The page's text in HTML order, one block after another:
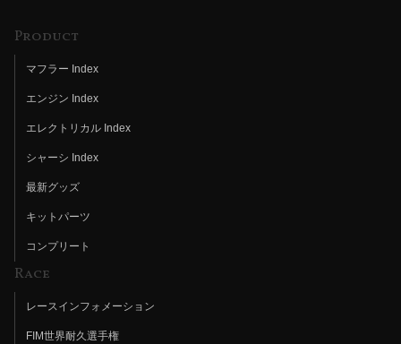
Product
マフラー Index
エンジン Index
エレクトリカル Index
シャーシ Index
最新グッズ
キットパーツ
コンプリート
Race
レースインフォメーション
FIM世界耐久選手権